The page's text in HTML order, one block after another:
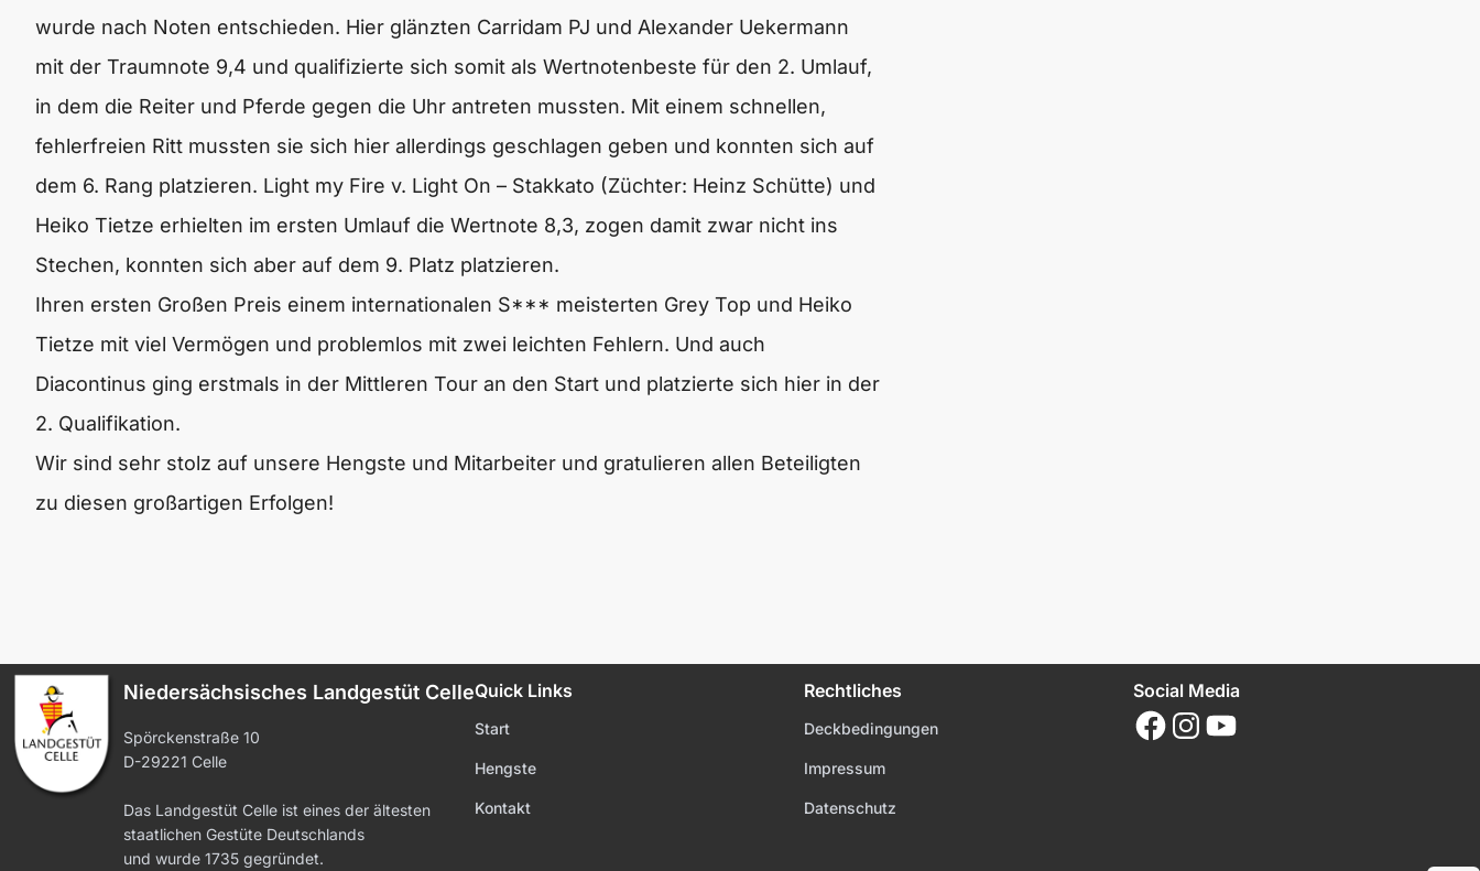
wurde nach Noten entschieden. Hier glänzten Carridam PJ und Alexander Uekermann
mit der Traumnote 9,4 und qualifizierte sich somit als Wertnotenbeste für den 2. Umlauf,
in dem die Reiter und Pferde gegen die Uhr antreten mussten. Mit einem schnellen,
fehlerfreien Ritt mussten sie sich hier allerdings geschlagen geben und konnten sich auf
dem 6. Rang platzieren. Light my Fire v. Light On – Stakkato (Züchter: Heinz Schütte) und
Heiko Tietze erhielten im ersten Umlauf die Wertnote 8,3, zogen damit zwar nicht ins
Stechen, konnten sich aber auf dem 9. Platz platzieren.
Ihren ersten Großen Preis einem internationalen S*** meisterten Grey Top und Heiko
Tietze mit viel Vermögen und problemlos mit zwei leichten Fehlern. Und auch
Diacontinus ging erstmals in der Mittleren Tour an den Start und platzierte sich hier in der
2. Qualifikation.
Wir sind sehr stolz auf unsere Hengste und Mitarbeiter und gratulieren allen Beteiligten
zu diesen großartigen Erfolgen!
Niedersächsisches Landgestüt Celle
Spörckenstraße 10
D-29221 Celle
Das Landgestüt Celle ist eines der ältesten
staatlichen Gestüte Deutschlands
und wurde 1735 gegründet.
Quick Links
Start
Hengste
Kontakt
Rechtliches
Deckbedingungen
Impressum
Datenschutz
Social Media